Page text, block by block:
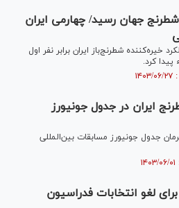
جهان رسید/ چهارمی ایران
شطرنج‌باز ایران برابر نفر اول
پیدا کرد.
ایران در جدول جونیورز
جدول جونیورز مسابقات بین‌المللی
لغو انتخابات فدراسیون